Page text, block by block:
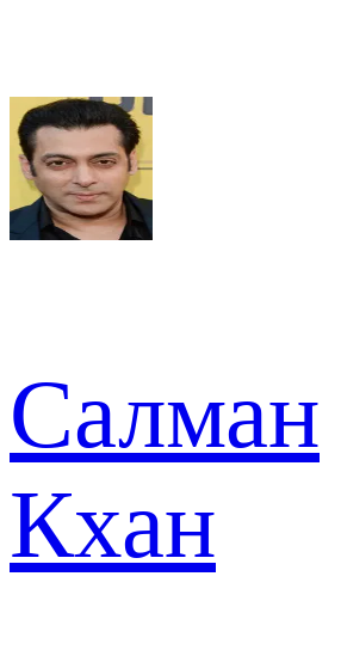
Салман
Кхан